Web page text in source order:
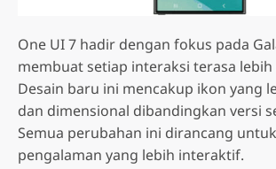
One UI 7 hadir dengan fokus pada
membuat setiap interaksi terasa lebih
Desain baru ini mencakup ikon yang
dan dimensional dibandingkan versi
Semua perubahan ini dirancang
pengalaman yang lebih interaktif.